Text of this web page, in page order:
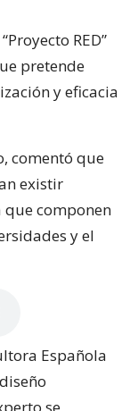
RED”
pretende
y eficacia
comentó que
existir
componen
y el
Española
se